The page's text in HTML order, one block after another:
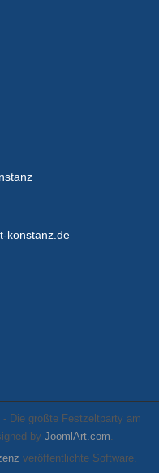
konstanz.de
Die größte Festzeltparty am
by JoomlArt.com.
veröffentlichte Software.